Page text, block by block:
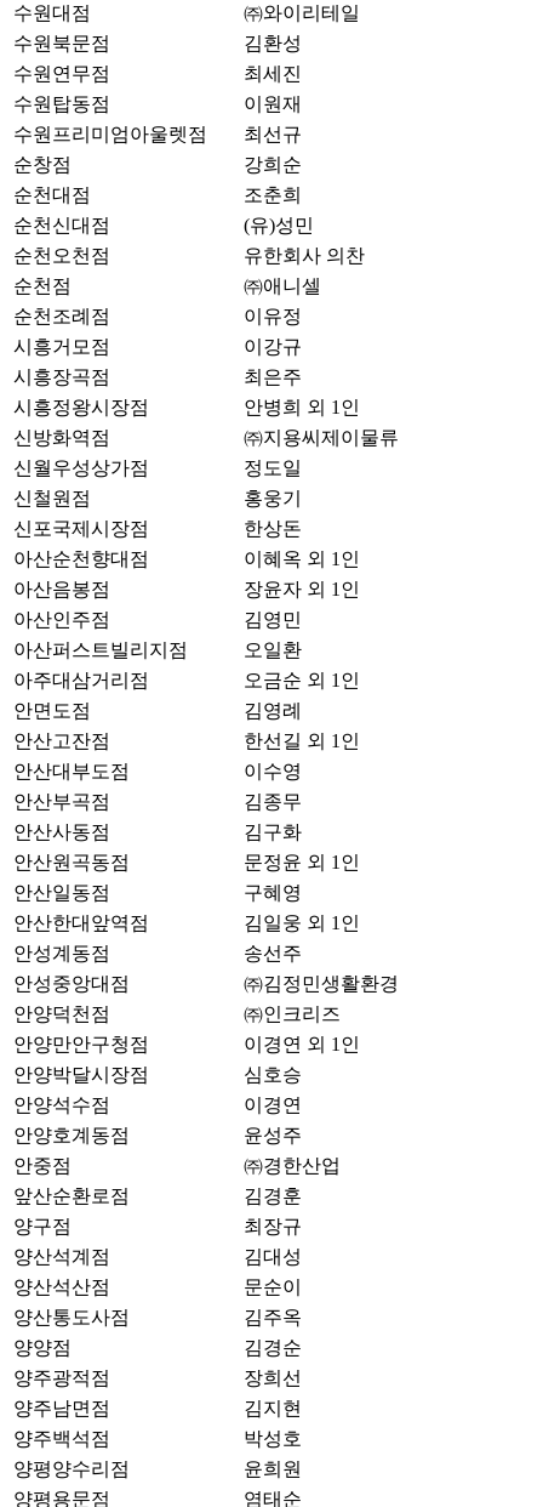
수원대점
㈜와이리테일
수원북문점
김환성
수원연무점
최세진
수원탑동점
이원재
수원프리미엄아울렛점
최선규
순창점
강희순
순천대점
조춘희
순천신대점
(유)성민
순천오천점
유한회사 의찬
순천점
㈜애니셀
순천조례점
이유정
시흥거모점
이강규
시흥장곡점
최은주
시흥정왕시장점
안병희 외 1인
신방화역점
㈜지용씨제이물류
신월우성상가점
정도일
신철원점
홍웅기
신포국제시장점
한상돈
아산순천향대점
이혜옥 외 1인
아산음봉점
장윤자 외 1인
아산인주점
김영민
아산퍼스트빌리지점
오일환
아주대삼거리점
오금순 외 1인
안면도점
김영례
안산고잔점
한선길 외 1인
안산대부도점
이수영
안산부곡점
김종무
안산사동점
김구화
안산원곡동점
문정윤 외 1인
안산일동점
구혜영
안산한대앞역점
김일웅 외 1인
안성계동점
송선주
안성중앙대점
㈜김정민생활환경
안양덕천점
㈜인크리즈
안양만안구청점
이경연 외 1인
안양박달시장점
심호승
안양석수점
이경연
안양호계동점
윤성주
안중점
㈜경한산업
앞산순환로점
김경훈
양구점
최장규
양산석계점
김대성
양산석산점
문순이
양산통도사점
김주옥
양양점
김경순
양주광적점
장희선
양주남면점
김지현
양주백석점
박성호
양평양수리점
윤희원
양평용문점
염태순